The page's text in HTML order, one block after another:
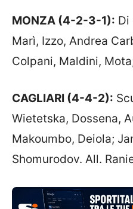
MONZA (4-2-3-1): Di
Marì, Izzo, Andrea
Colpani, Maldini,
CAGLIARI (4-4-2):
Wietetska, Dossena,
Makoumbo, Deiola;
Shomurodov. All.